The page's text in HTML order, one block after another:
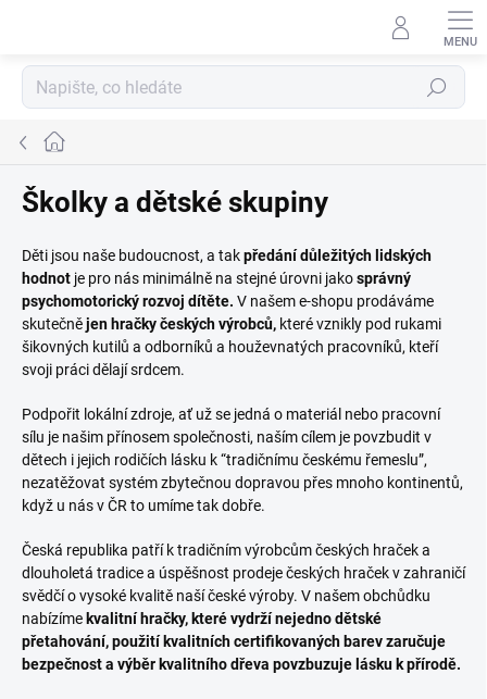
Hledat
Domů
Školky a dětské skupiny
Děti jsou naše budoucnost, a takpředání důležitých lidských
hodnot je pro nás minimálně na stejné úrovni jakosprávný
psychomotorický rozvoj dítěte. V našem e-shopu prodáváme
skutečnějen hračky českých výrobců, které vznikly pod rukami
šikovných kutilů a odborníků a houževnatých pracovníků, kteří
svoji práci dělají srdcem.
Podpořit lokální zdroje, ať už se jedná o materiál nebo pracovní
sílu je našim přínosem společnosti, naším cílem je povzbudit v
dětech i jejich rodičích lásku k “tradičnímu českému řemeslu”,
nezatěžovat systém zbytečnou dopravou přes mnoho kontinentů,
když u nás v ČR to umíme tak dobře.
Česká republika patří k tradičním výrobcům českých hraček a
dlouholetá tradice a úspěšnost prodeje českých hraček v zahraničí
svědčí o vysoké kvalitě naší české výroby. V našem obchůdku
nabízíme kvalitní hračky, které vydrží nejedno dětské
přetahování, použití kvalitních certifikovaných barev zaručuje
bezpečnost a výběr kvalitního dřeva povzbuzuje lásku k přírodě.